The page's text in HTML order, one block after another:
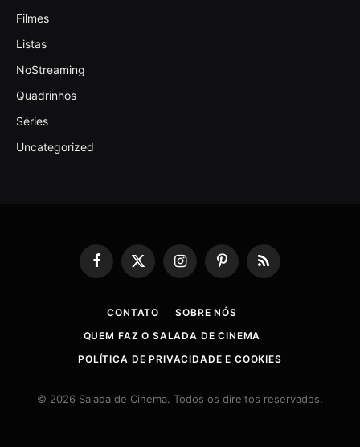
Filmes
Listas
NoStreaming
Quadrinhos
Séries
Uncategorized
Facebook
X
(Twitter)
InstagramPinterestRSS
CONTATO
SOBRE NÓS
QUEM FAZ O SALADA DE CINEMA
POLÍTICA DE PRIVACIDADE E COOKIES
© 2026 Salada de Cinema. Todos os direitos reservados.